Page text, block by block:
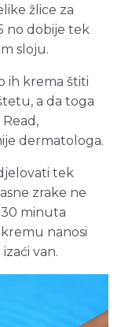
žlice za
no dobije tek
sloju.
ih krema štiti
a da toga
dermatologa.
tek
zrake ne
minuta
nanosi
van.